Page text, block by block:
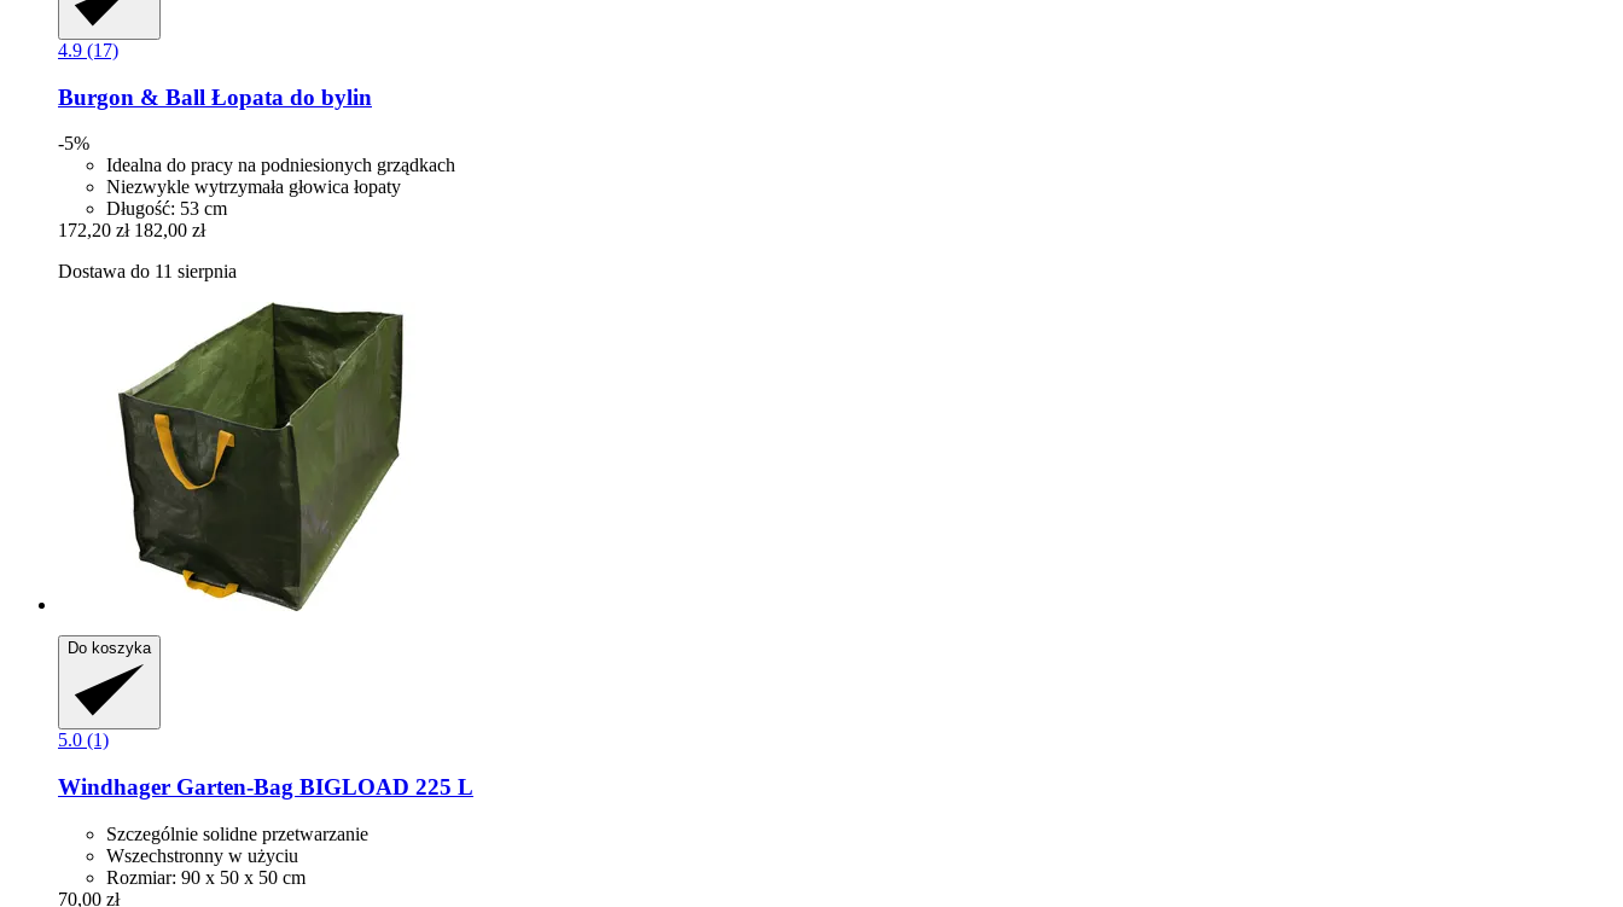
4.9 (17)
Burgon & Ball Łopata do bylin
-5%
Idealna do pracy na podniesionych grządkach
Niezwykle wytrzymała głowica łopaty
Długość: 53 cm
172,20 zł 182,00 zł
Dostawa do 11 sierpnia
Do koszyka
5.0 (1)
Windhager Garten-​Bag BIGLOAD 225 L
Szczególnie solidne przetwarzanie
Wszechstronny w użyciu
Rozmiar: 90 x 50 x 50 cm
70,00 zł